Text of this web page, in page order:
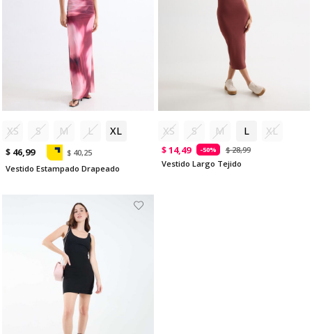
XS S M L XL
$ 46,99
$ 40,25
Vestido Estampado Drapeado
XS S M L XL
$ 14,49 -50%
$ 28,99
Vestido Largo Tejido